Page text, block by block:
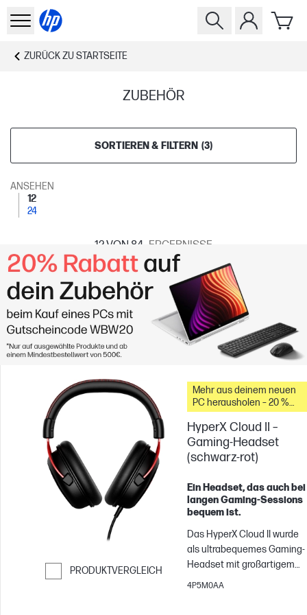
ZURÜCK ZU STARTSEITE
ZUBEHÖR
SORTIEREN & FILTERN (3)
ANSEHEN
12
24
12VON 84 ERGEBNISSE
PRODUKTVERGLEICH
Weiter zum Vergleichen
Mehr aus deinem neuen
PC herausholen – 20 %
Rabatt auf Zubehör
HyperX Cloud II –
Gaming-Headset
(schwarz-rot)
Ein Headset, das auch bei
langen Gaming-Sessions
bequem ist.
Das HyperX Cloud II wurde
als ultrabequemes Gaming-
Headset mit großartigem
Sound entwickelt. Wir haben
4P5M0AA